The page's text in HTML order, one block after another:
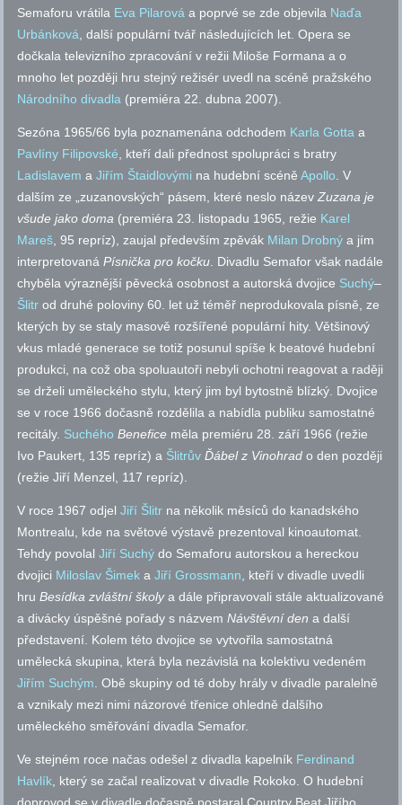
Semaforu vrátila Eva Pilarová a poprvé se zde objevila Naďa
Urbánková, další populární tvář následujících let. Opera se
dočkala televizního zpracování v režii Miloše Formana a o
mnoho let později hru stejný režisér uvedl na scéně pražského
Národního divadla (premiéra 22. dubna 2007).
Sezóna 1965/66 byla poznamenána odchodem Karla Gotta a
Pavlíny Filipovské, kteří dali přednost spolupráci s bratry
Ladislavem aJiřím Štaidlovými na hudební scéněApollo. V
dalším ze „zuzanovských“ pásem, které neslo názevZuzana je
všude jako doma (premiéra 23. listopadu 1965, režie Karel
Mareš, 95 repríz), zaujal především zpěvák Milan Drobný a jím
interpretovanáPísnička pro kočku. Divadlu Semafor však nadále
chyběla výraznější pěvecká osobnost a autorská dvojice Suchý–
Šlitr od druhé poloviny 60. let už téměř neprodukovala písně, ze
kterých by se staly masově rozšířené populární hity. Většinový
vkus mladé generace se totiž posunul spíše k beatové hudební
produkci, na což oba spoluautoři nebyli ochotni reagovat a raději
se drželi uměleckého stylu, který jim byl bytostně blízký. Dvojice
se v roce 1966 dočasně rozdělila a nabídla publiku samostatné
recitály. Suchého Benefice měla premiéru 28. září 1966 (režie
Ivo Paukert, 135 repríz) a Šlitrův Ďábel z Vinohrado den později
(režie Jiří Menzel, 117 repríz).
V roce 1967 odjelJiří Šlitr na několik měsíců do kanadského
Montrealu, kde na světové výstavě prezentoval kinoautomat.
Tehdy povolalJiří Suchý do Semaforu autorskou a hereckou
dvojici Miloslav Šimek aJiří Grossmann, kteří v divadle uvedli
hruBesídka zvláštní školya dále připravovali stále aktualizované
a divácky úspěšné pořady s názvemNávštěvní dena další
představení. Kolem této dvojice se vytvořila samostatná
umělecká skupina, která byla nezávislá na kolektivu vedeném
Jiřím Suchým. Obě skupiny od té doby hrály v divadle paralelně
a vznikaly mezi nimi názorové třenice ohledně dalšího
uměleckého směřování divadla Semafor.
Ve stejném roce načas odešel z divadla kapelník Ferdinand
Havlík, který se začal realizovat v divadle Rokoko. O hudební